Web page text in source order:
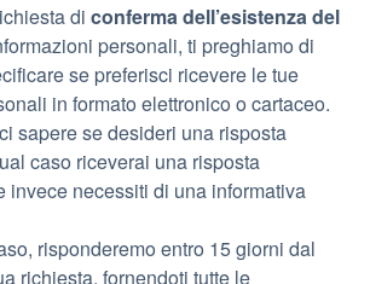
di conferma dell’esistenza del
personali, ti preghiamo di
se preferisci ricevere le tue
in formato elettronico o cartaceo.
sapere se desideri una risposta
caso riceverai una risposta
invece necessiti di una informativa
risponderemo entro 15 giorni dal
richiesta, fornendoti tutte le